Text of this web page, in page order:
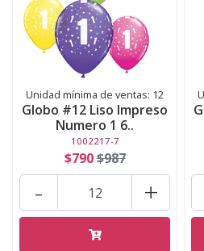
Unidad mínima de ventas: 12
Globo #12 Liso Impreso
Numero 1 6..
1002217-7
$790$987
+
-